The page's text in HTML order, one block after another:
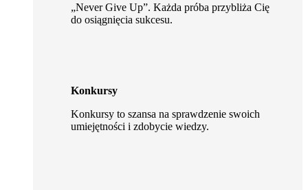
„Never Give Up”. Każda próba przybliża Cię
do osiągnięcia sukcesu.
Konkursy
Konkursy to szansa na sprawdzenie swoich
umiejętności i zdobycie wiedzy.